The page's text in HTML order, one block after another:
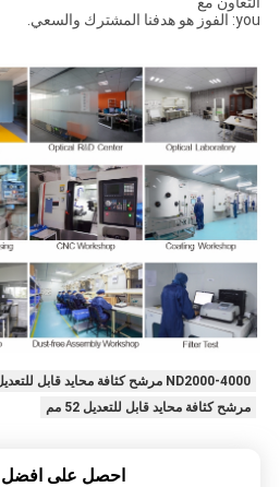
you: الفوز هو هدفنا المشترك والسعي.
ND2000-4000 مرشح كثافة محايد قابل للتعديل
مرشح كثافة محايد قابل للتعديل 52 مم
احصل على